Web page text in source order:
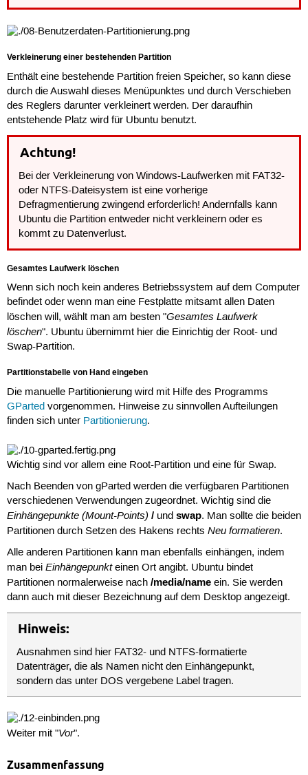
Verkleinerung einer bestehenden Partition
Enthält eine bestehende Partition freien Speicher, so kann diese
durch die Auswahl dieses Menüpunktes und durch Verschieben
des Reglers darunter verkleinert werden. Der daraufhin
entstehende Platz wird für Ubuntu benutzt.
Achtung!
Bei der Verkleinerung von Windows-Laufwerken mit FAT32-
oder NTFS-Dateisystem ist eine vorherige
Defragmentierung zwingend erforderlich! Andernfalls kann
Ubuntu die Partition entweder nicht verkleinern oder es
kommt zu Datenverlust.
Gesamtes Laufwerk löschen
Wenn sich noch kein anderes Betriebssystem auf dem Computer
befindet oder wenn man eine Festplatte mitsamt allen Daten
löschen will, wählt man am besten "Gesamtes Laufwerk
löschen". Ubuntu übernimmt hier die Einrichtig der Root- und
Swap-Partition.
Partitionstabelle von Hand eingeben
Die manuelle Partitionierung wird mit Hilfe des Programms
GPartedvorgenommen. Hinweise zu sinnvollen Aufteilungen
finden sich unter Partitionierung.
Wichtig sind vor allem eine Root-Partition und eine für Swap.
Nach Beenden von gParted werden die verfügbaren Partitionen
verschiedenen Verwendungen zugeordnet. Wichtig sind die
Einhängepunkte (Mount-Points) /und swap. Man sollte die beiden
Partitionen durch Setzen des Hakens rechts Neu formatieren.
Alle anderen Partitionen kann man ebenfalls einhängen, indem
man bei Einhängepunkteinen Ort angibt. Ubuntu bindet
Partitionen normalerweise nach /media/nameein. Sie werden
dann auch mit dieser Bezeichnung auf dem Desktop angezeigt.
Hinweis:
Ausnahmen sind hier FAT32- und NTFS-formatierte
Datenträger, die als Namen nicht den Einhängepunkt,
sondern das unter DOS vergebene Label tragen.
Weiter mit "Vor".
Zusammenfassung